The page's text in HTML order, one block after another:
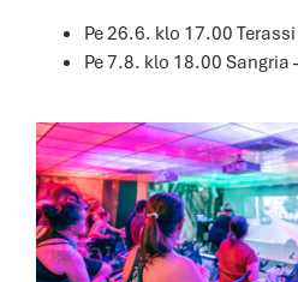
Pe 26.6. klo 17.00 Terassi
Pe 7.8. klo 18.00 Sangria